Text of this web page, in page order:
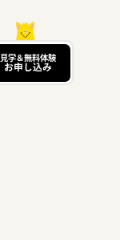
見学＆無料体験
お申し込み